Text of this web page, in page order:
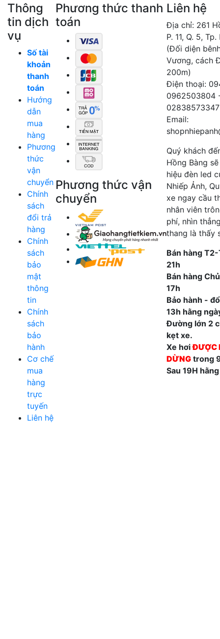
Thông
tin dịch
vụ
Số tài
khoản
thanh
toán
Hướng
dẫn
mua
hàng
Phương
thức
vận
chuyển
Chính
sách
đổi trả
hàng
Chính
sách
bảo
mật
thông
tin
Chính
sách
bảo
hành
Cơ chế
mua
hàng
trực
tuyến
Liên hệ
Phương thức thanh
toán
Phương thức vận
chuyển
Liên hệ
Địa chỉ: 261
P. 11, Q. 5,
(Đối diện
Vương, cách
200m)
Điện thoại:
0962503804
02838573347
Email:
Quý khách
Hồng Bàng
hiệu đèn led
Nhiếp Ảnh,
xe ngay cầu
nhân viên
phí, nhìn
thang là thấy
Bán hàng
21h
Bán hàng
17h
Bảo hành -
13h hằng
Đường lớn 2
kẹt xe.
Xe hơiĐƯỢC
DỪNG trong
Sau 19H